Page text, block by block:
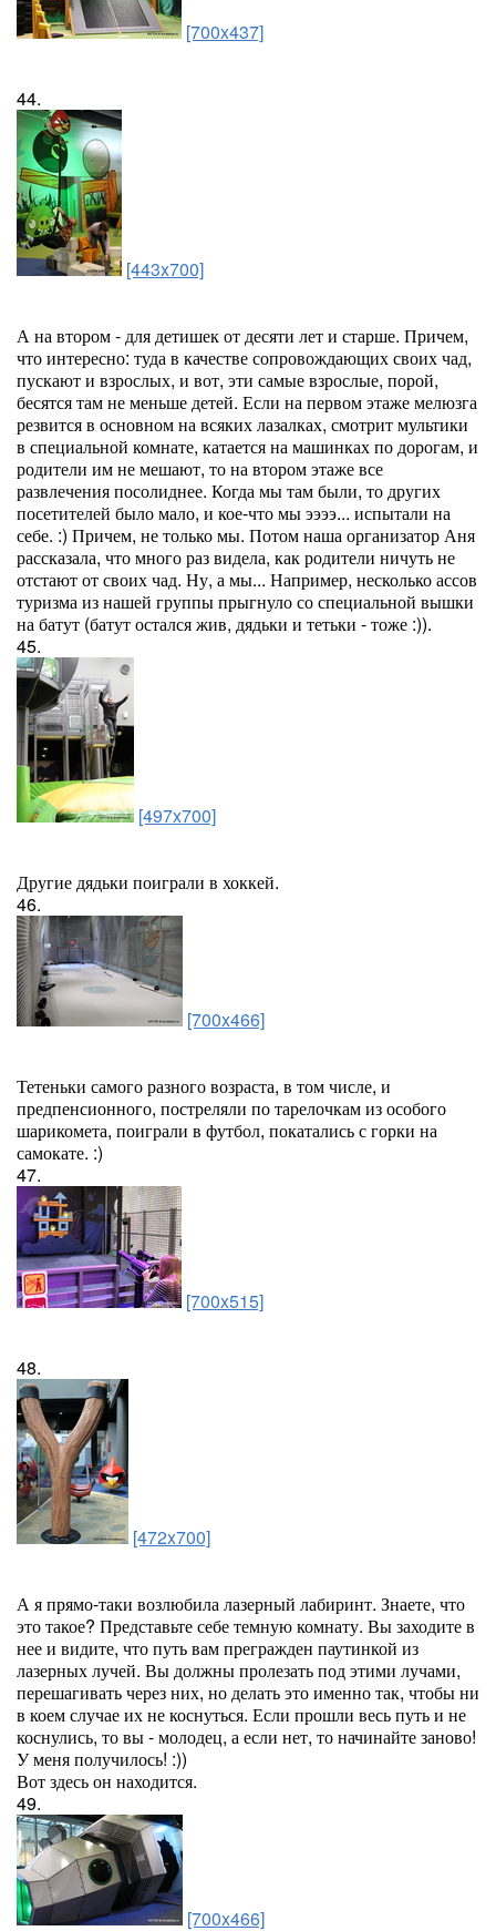
[700x437]
44.
[443x700]
А на втором - для детишек от десяти лет и старше. Причем,
что интересно: туда в качестве сопровождающих своих чад,
пускают и взрослых, и вот, эти самые взрослые, порой,
бесятся там не меньше детей. Если на первом этаже мелюзга
резвится в основном на всяких лазалках, смотрит мультики
в специальной комнате, катается на машинках по дорогам, и
родители им не мешают, то на втором этаже все
развлечения посолиднее. Когда мы там были, то других
посетителей было мало, и кое-что мы ээээ... испытали на
себе. :) Причем, не только мы. Потом наша организатор Аня
рассказала, что много раз видела, как родители ничуть не
отстают от своих чад. Ну, а мы... Например, несколько ассов
туризма из нашей группы прыгнуло со специальной вышки
на батут (батут остался жив, дядьки и тетьки - тоже :)).
45.
[497x700]
Другие дядьки поиграли в хоккей.
46.
[700x466]
Тетеньки самого разного возраста, в том числе, и
предпенсионного, постреляли по тарелочкам из особого
шарикомета, поиграли в футбол, покатались с горки на
самокате. :)
47.
[700x515]
48.
[472x700]
А я прямо-таки возлюбила лазерный лабиринт. Знаете, что
это такое? Представьте себе темную комнату. Вы заходите в
нее и видите, что путь вам прегражден паутинкой из
лазерных лучей. Вы должны пролезать под этими лучами,
перешагивать через них, но делать это именно так, чтобы ни
в коем случае их не коснуться. Если прошли весь путь и не
коснулись, то вы - молодец, а если нет, то начинайте заново!
У меня получилось! :))
Вот здесь он находится.
49.
[700x466]